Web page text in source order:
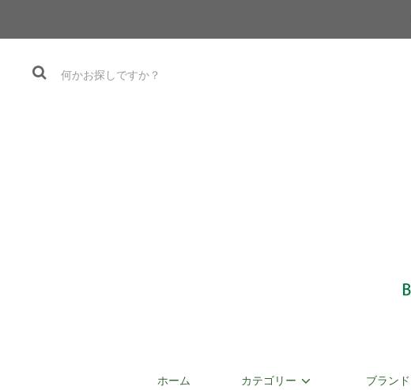
ホーム カテゴリー ブランド